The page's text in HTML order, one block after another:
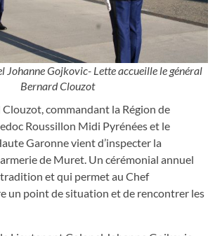
Johanne Gojkovic- Lette accueille le général
Bernard Clouzot
commandant la Région de
Roussillon Midi Pyrénées et le
Garonne vient d’inspecter la
de Muret. Un cérémonial annuel
tradition et qui permet au Chef
un point de situation et de rencontrer les